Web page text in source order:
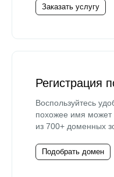
Заказать услугу
Регистрация
Воспользуйтесь
похожее имя может
из 700+ доменных
Подобрать домен